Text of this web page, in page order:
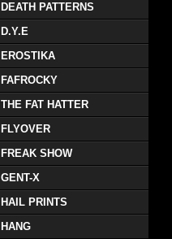
DEATH PATTERNS
D.Y.E
EROSTIKA
FAFROCKY
THE FAT HATTER
FLYOVER
FREAK SHOW
GENT-X
HAIL PRINTS
HANG